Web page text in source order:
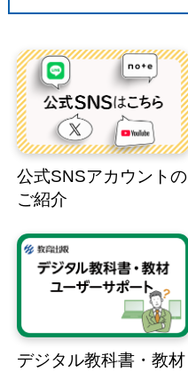
公式SNSアカウントの
ご紹介
デジタル教科書・教材